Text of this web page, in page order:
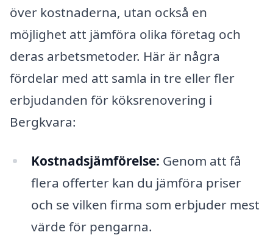
över kostnaderna, utan också en
möjlighet att jämföra olika företag och
deras arbetsmetoder. Här är några
fördelar med att samla in tre eller fler
erbjudanden för köksrenovering i
Bergkvara:
Kostnadsjämförelse: Genom att få
flera offerter kan du jämföra priser
och se vilken firma som erbjuder mest
värde för pengarna.